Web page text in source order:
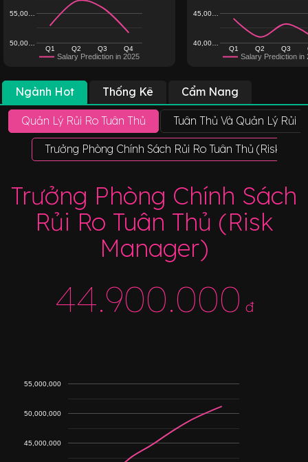
Salary Prediction in 2025
Q1 Q2 Q3 Q4
50,00…
55,00…
Salary Prediction in
Q1 Q2 Q3
40,00…
45,00…
Ngành Hot Thống Kê Cẩm Nang
Quản Lý Rủi Ro Tuân Thủ Tuân Thủ Và Quản Lý Rủi
Trưởng Phòng Chính Sách Rủi Ro Tuân Thủ (Risk
Trưởng Phòng Chính Sách
Rủi Ro Tuân Thủ (Risk
Manager)
44.900.000 đ
45,000,000
50,000,000
55,000,000